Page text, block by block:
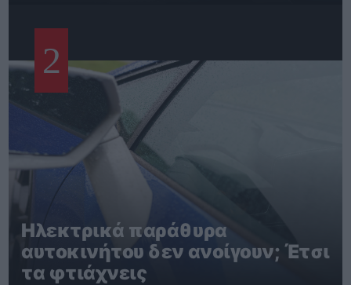
2
Ηλεκτρικά παράθυρα
αυτοκινήτου δεν ανοίγουν; Έτσι
τα φτιάχνεις